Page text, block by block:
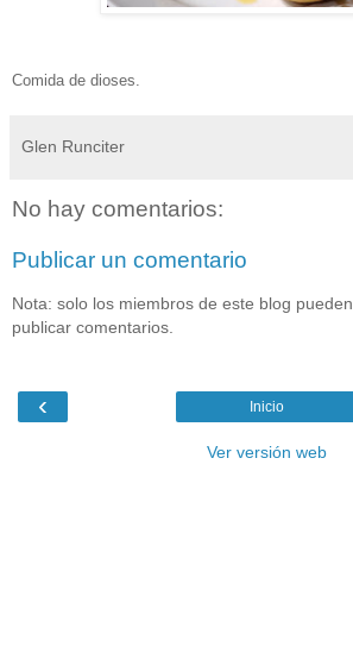
Comida de dioses.
Glen Runciter
No hay comentarios:
Publicar un comentario
Nota: solo los miembros de este blog pueden
publicar comentarios.
‹ Inicio
Ver versión web